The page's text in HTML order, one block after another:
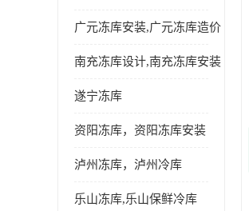
广元冻库安装,广元冻库造价
南充冻库设计,南充冻库安装
遂宁冻库
资阳冻库，资阳冻库安装
泸州冻库，泸州冷库
乐山冻库,乐山保鲜冷库